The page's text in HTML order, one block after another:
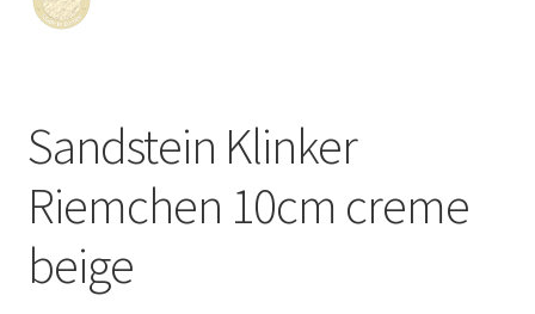
Sandstein Klinker
Riemchen 10cm creme
beige